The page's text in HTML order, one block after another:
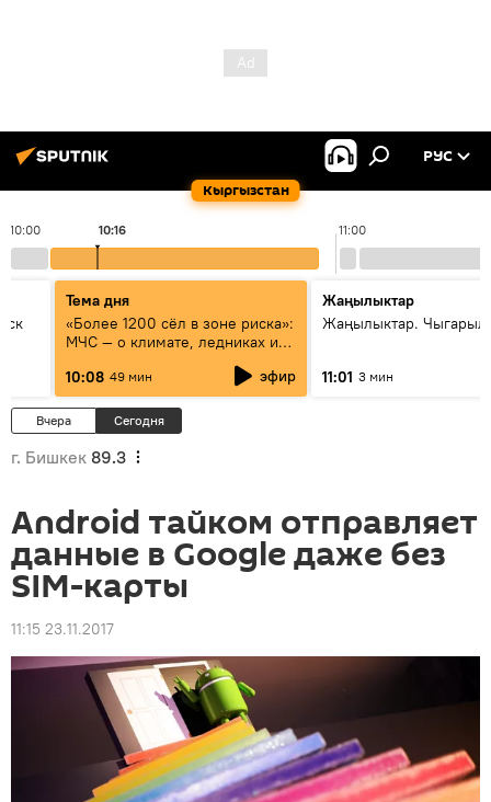
Кыргызстан
РУС
10:00 11:00
10:16
Тема дня
«Более 1200 сёл в зоне риска»:
МЧС — о климате, ледниках и
населения
10:08 49 мин эфир
Жаңылыктар
Жаңылыктар.
11:01 3 мин
Вчера Сегодня
г. Бишкек 89.3
Android тайком отправляет
данные в Google даже без
SIM-карты
11:15 23.11.2017